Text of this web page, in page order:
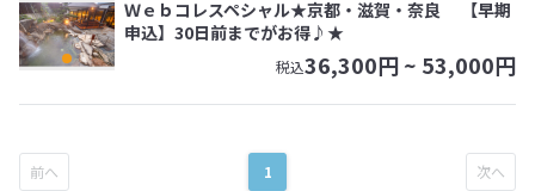
Ｗｅｂコレスペシャル★京都・滋賀・奈良 【早期
申込】30日前までがお得♪★
税込36,300円 ~ 53,000円
1